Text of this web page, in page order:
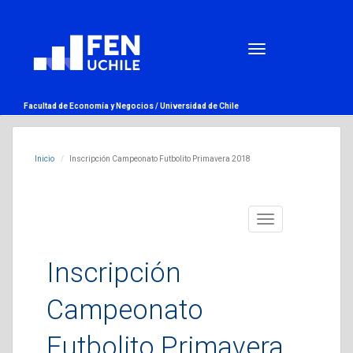
Facultad de Economía y Negocios /Universidad de Chile
Inicio Inscripción Campeonato Futbolito Primavera 2018
Toggle
Inscripción
Campeonato
Futbolito Primavera